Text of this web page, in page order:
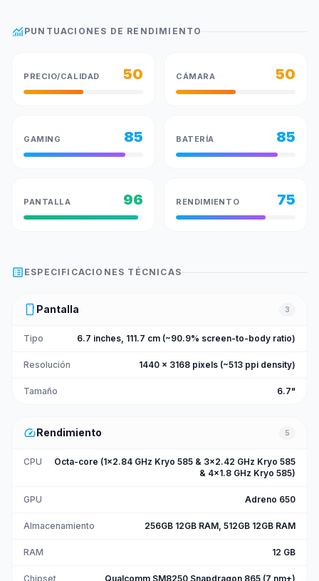
monitoring PUNTUACIONES DE RENDIMIENTO
PRECIO/CALIDAD 50 CÁMARA 50
GAMING 85 BATERÍA 85
PANTALLA 96 RENDIMIENTO 75
list_alt ESPECIFICACIONES TÉCNICAS
smartphone Pantalla 3
Tipo 6.7 inches, 111.7 cm (~90.9% screen-to-body ratio)
Resolución 1440 x 3168 pixels (~513 ppi density)
Tamaño 6.7"
speedRendimiento 5
CPU
Octa-core (1x2.84 GHz Kryo 585 & 3x2.42 GHz Kryo 585
& 4x1.8 GHz Kryo 585)
GPU Adreno 650
Almacenamiento 256GB 12GB RAM, 512GB 12GB RAM
RAM 12 GB
Chipset Qualcomm SM8250 Snapdragon 865 (7 nm+)